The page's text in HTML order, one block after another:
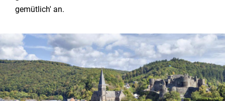
gemütlich' an.